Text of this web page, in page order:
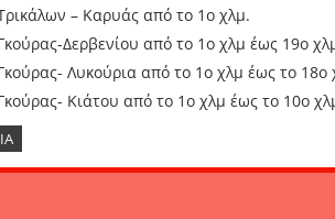
– Καρυάς από το 1ο χλμ.
Δερβενίου από το 1ο χλμ έως 19ο
Λυκούρια από το 1ο χλμ έως το 18ο
Κιάτου από το 1ο χλμ έως το 10ο